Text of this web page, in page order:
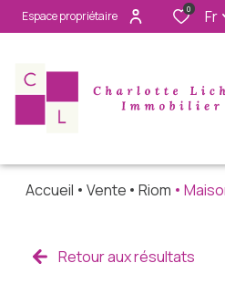
Espace propriétaire 0 Fr
Accueil Vente Riom
Retour aux résultats